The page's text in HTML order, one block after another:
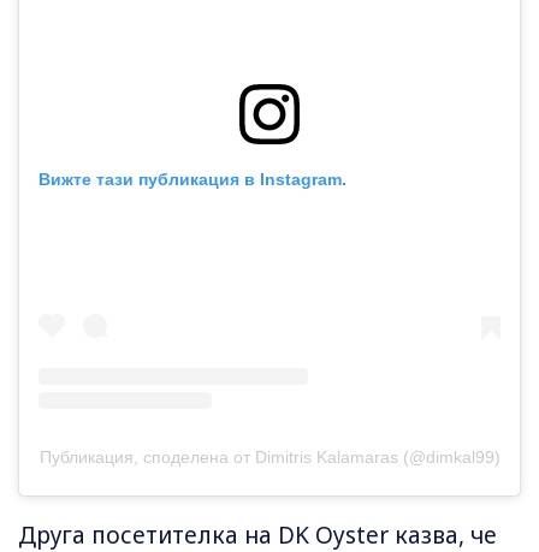
Вижте тази публикация в Instagram.
Публикация, споделена от Dimitris Kalamaras (@dimkal99)
Друга посетителка на DK Oyster казва, че